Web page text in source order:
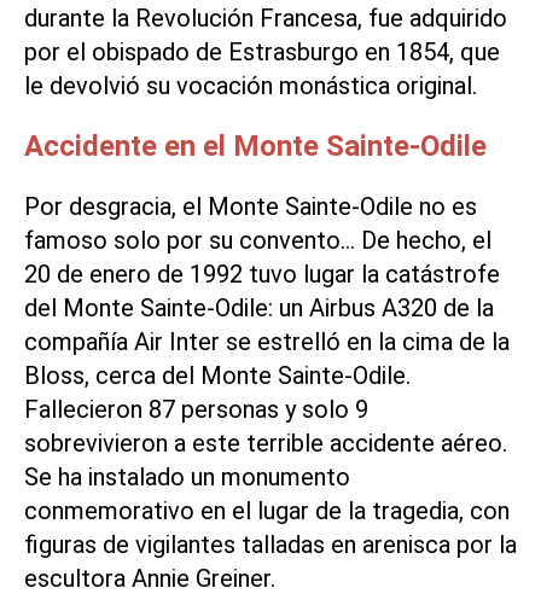
durante la Revolución Francesa, fue adquirido
por el obispado de Estrasburgo en 1854, que
le devolvió su vocación monástica original.
Accidente en el Monte Sainte-Odile
Por desgracia, el Monte Sainte-Odile no es
famoso solo por su convento… De hecho, el
20 de enero de 1992 tuvo lugar la catástrofe
del Monte Sainte-Odile: un Airbus A320 de la
compañía Air Inter se estrelló en la cima de la
Bloss, cerca del Monte Sainte-Odile.
Fallecieron 87 personas y solo 9
sobrevivieron a este terrible accidente aéreo.
Se ha instalado un monumento
conmemorativo en el lugar de la tragedia, con
figuras de vigilantes talladas en arenisca por la
escultora Annie Greiner.